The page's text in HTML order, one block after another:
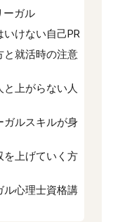
ーガル
けない自己PR
と就活時の注意
上がらない人
ガルスキルが身
を上げていく方
ル心理士資格講